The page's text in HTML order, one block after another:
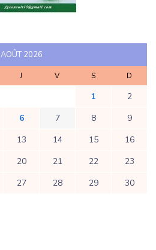
AOÛT 2026
J V S D
1
2
6 7 8
9
13 14 15
16
20 21 22
23
27 28 29
30